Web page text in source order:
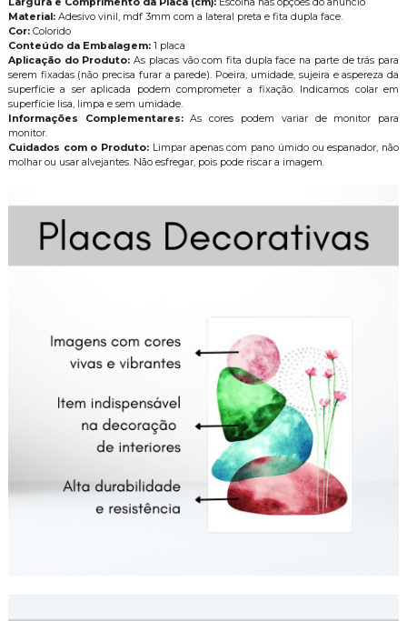
Material: Adesivo vinil, mdf 3mm com a lateral preta e fita dupla face.
Cor:Colorido
Conteúdo da Embalagem:1 placa
Aplicação do Produto:As placas vão com fita dupla face na parte de trás para
serem fixadas (não precisa furar a parede). Poeira, umidade, sujeira e aspereza da
superfície a ser aplicada podem comprometer a fixação. Indicamos colar em
superfície lisa, limpa e sem umidade.
Informações Complementares:As cores podem variar de monitor para
monitor.
Cuidados com o Produto: Limpar apenas com pano úmido ou espanador, não
molhar ou usar alvejantes. Não esfregar, pois pode riscar a imagem.